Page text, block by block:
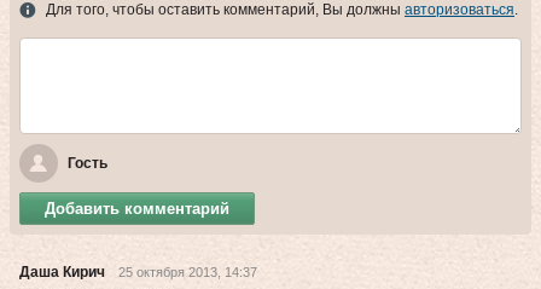
Для того, чтобы оставить комментарий, Вы должны авторизоваться.
Гость
Добавить комментарий
Даша Кирич 25 октября 2013, 14:37